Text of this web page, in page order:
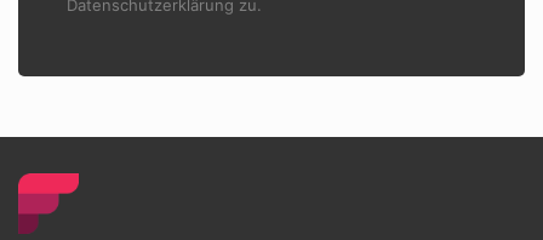
Datenschutzerklärung zu.